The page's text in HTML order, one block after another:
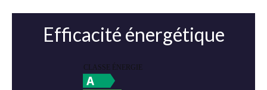
Efficacité énergétique